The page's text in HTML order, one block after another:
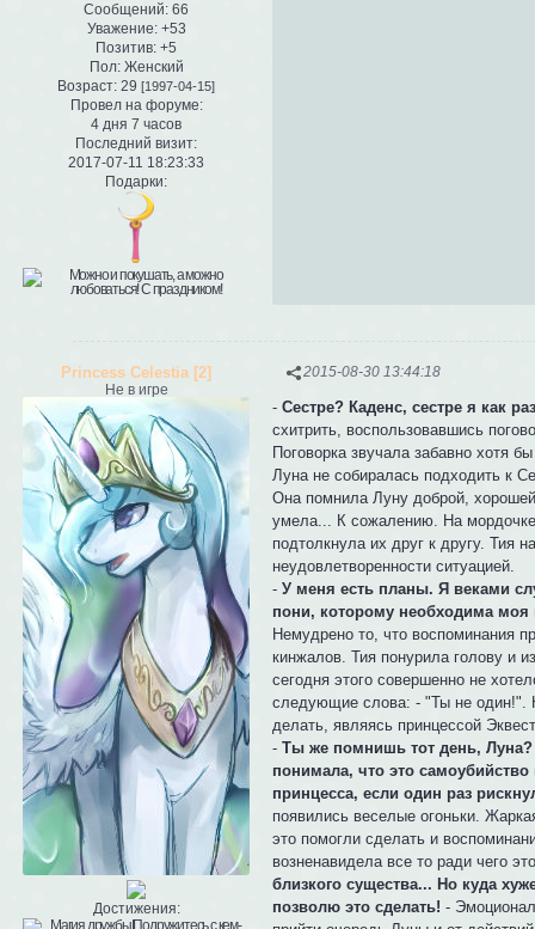
Сообщений: 66
Уважение: +53
Позитив: +5
Пол:Женский
Возраст: 29 [1997-04-15]
Провел на форуме:
4 дня 7 часов
Последний визит:
2017-07-11 18:23:33
Подарки:
2015-08-30 13:44:18
Princess Celestia [2]
Не в игре
Достижения:
-Сестре? Каденс, сестре я как
схитрить, воспользовавшись
Поговорка звучала забавно хотя
Луна не собиралась подходить к
Она помнила Луну доброй,
умела... К сожалению. На мордочке
подтолкнула их друг к другу. Тия
неудовлетворенности ситуацией.
-У меня есть планы. Я веками
пони, которому необходима
Немудрено то, что воспоминания
кинжалов. Тия понурила голову и
сегодня этого совершенно не
следующие слова: - "Ты не один!".
делать, являясь принцессой
-Ты же помнишь тот день, Луна?
понимала, что это
принцесса, если один раз
появились веселые огоньки.
это помогли сделать и
возненавидела все то ради чего
близкого существа... Но куда
позволю это сделать! -